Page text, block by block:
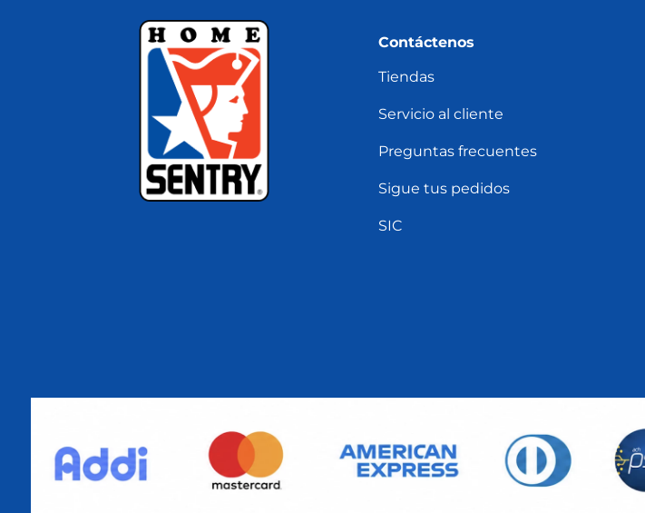
Contáctenos
Tiendas
Servicio al cliente
Preguntas frecuentes
Sigue tus pedidos
SIC